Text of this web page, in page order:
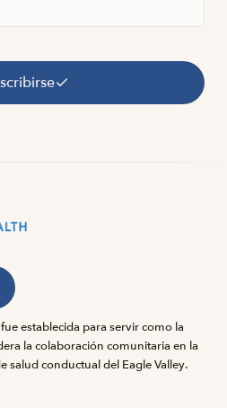
establecida para servir como la
la colaboración comunitaria en la
salud conductual del Eagle Valley.